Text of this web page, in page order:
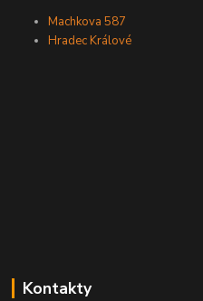
Machkova 587
Hradec Králové
Kontakty